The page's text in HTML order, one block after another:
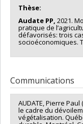
Thèse:
Audate PP, 2021.
pratique de
défavorisés: trois
socioéconomiques.
Communications
AUDATE, Pierre
le cadre du
végétalisation.